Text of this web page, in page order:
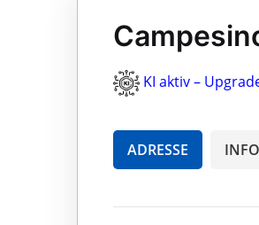
KI aktiv –
ADRESSE INFO